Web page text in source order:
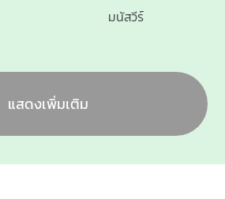
มนัสวีร์
แสดงเพิ่มเติม